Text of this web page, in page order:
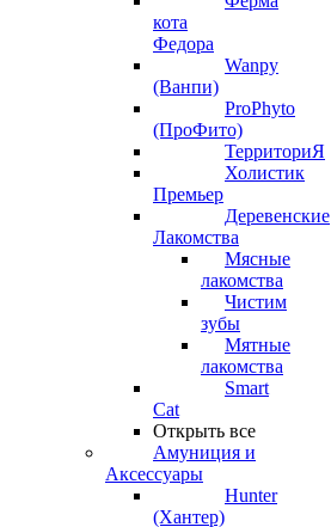
кота
Федора
Wanpy
(Ванпи)
ProPhyto
(ПроФито)
ТерриториЯ
Холистик
Премьер
Деревенские
Лакомства
Мясные
лакомства
Чистим
зубы
Мятные
лакомства
Smart
Cat
Открыть все
Амуниция и
Аксессуары
Hunter
(Хантер)